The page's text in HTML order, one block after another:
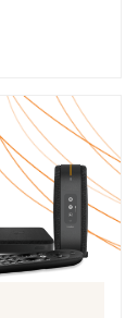
Engagement 12 mois